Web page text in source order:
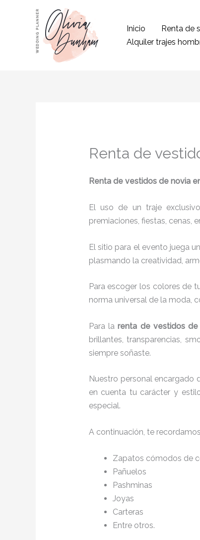
contenido
Inicio Renta de
Alquiler trajes
Renta de
Renta de vestidos de novia
El uso de un traje
premiaciones, fiestas, cenas,
El sitio para el evento juega
plasmando la creatividad,
Para escoger los colores de
norma universal de la moda,
Para larenta de vestidos de
brillantes, transparencias,
siempre soñaste.
Nuestro personal encargado
en cuenta tu carácter y
especial.
A continuación, te
Zapatos cómodos de
Pañuelos
Pashminas
Joyas
Carteras
Entre otros.